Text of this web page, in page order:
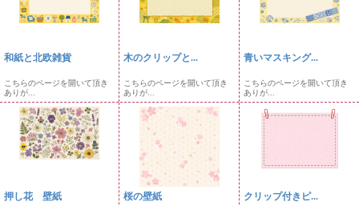
和紙と北欧雑貨
こちらのページを開いて頂き
ありが...
木のクリップと...
こちらのページを開いて頂き
ありが...
青いマスキング...
こちらのページを開いて頂き
ありが...
押し花 壁紙 桜の壁紙 クリップ付きピ...